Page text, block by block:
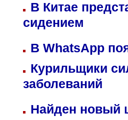
В Китае
сидением
В WhatsApp
Курильщики
заболеваний
Найден